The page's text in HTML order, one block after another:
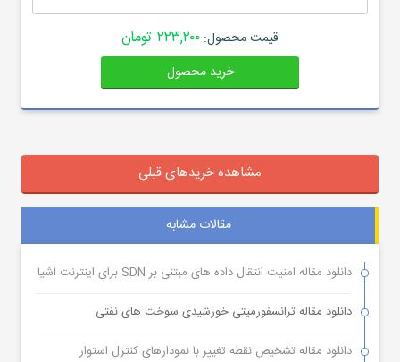
قیمت محصول: ۲۲۳,۲۰۰ تومان
خرید محصول
مشاهده خریدهای قبلی
مقالات مشابه
دانلود مقاله امنیت انتقال داده های مبتنی بر SDN برای اینترنت اشیا
دانلود مقاله ترانسفورمیتی خورشیدی سوخت های نفتی
دانلود مقاله تشخیص نقطه تغییر با نمودارهای کنترل استوار